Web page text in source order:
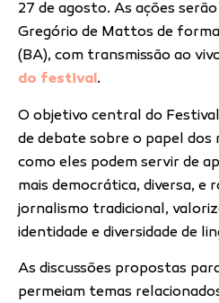
27 de agosto. As ações
Gregório de Mattos de
(BA), com transmissão ao
do festival.
O objetivo central do
de debate sobre o papel dos
como eles podem servir de
mais democrática, diversa, e
jornalismo tradicional,
identidade e diversidade de
As discussões propostas
permeiam temas